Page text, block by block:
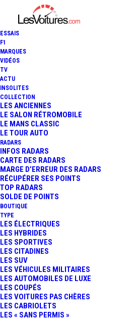
ESSAIS
F1
MARQUES
VIDÉOS
TV
ACTU
INSOLITES
COLLECTION
LES ANCIENNES
LE SALON RÉTROMOBILE
LE MANS CLASSIC
LE TOUR AUTO
RADARS
INFOS RADARS
CARTE DES RADARS
MARGE D’ERREUR DES RADARS
RÉCUPÉRER SES POINTS
TOP RADARS
SOLDE DE POINTS
BOUTIQUE
TYPE
LES ÉLECTRIQUES
LES HYBRIDES
LES SPORTIVES
LES CITADINES
LES SUV
LES VÉHICULES MILITAIRES
LES AUTOMOBILES DE LUXE
LES COUPÉS
LES VOITURES PAS CHÈRES
LES CABRIOLETS
LES « SANS PERMIS »
HYPERCAR PLUG-
4 Minutes